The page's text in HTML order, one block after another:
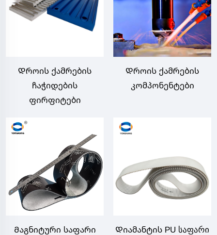
Დროის ქამრების
ჩაჭიდების
ფირფიტები
Დროის ქამრების
კომპონენტები
Მაგნიტური საფარი Დიამანტის PU საფარი